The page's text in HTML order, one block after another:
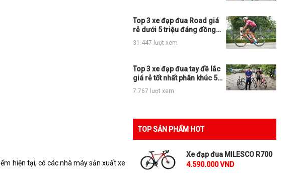
hiện tại, có các nhà máy sản xuất xe
Top 3 xe đạp đua Road giá
rẻ dưới 5 triệu đáng đồng
tiền bát gạo
31.447 lượt xem
Top 3 xe đạp đua tay đề lắc
giá rẻ tốt nhất phân khúc 5tr,
10tr và 15tr
7.767 lượt xem
TOP SẢN PHẨM HOT
Xe đạp đua MILESCO R700
4.590.000 VND